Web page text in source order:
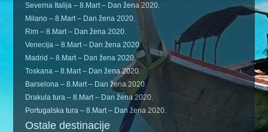
Severna Italija – 8.Mart – Dan žena 2020.
Milano – 8.Mart – Dan žena 2020.
Rim – 8.Mart – Dan žena 2020.
Venecija – 8.Mart – Dan žena 2020.
Madrid – 8.Mart – Dan žena 2020.
Toskana – 8.Mart – Dan žena 2020.
Barselona – 8.Mart – Dan žena 2020.
Drakula tura – 8.Mart – Dan žena 2020.
Portugalska tura – 8.Mart – Dan žena 2020.
Ostale destinacije